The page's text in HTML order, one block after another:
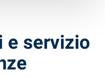
e servizio